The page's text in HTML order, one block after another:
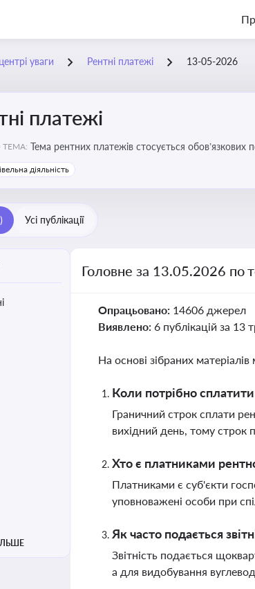
уваги Рентні платежі 13-05-2026
платежі
Тема рентних платежів стосується
водою, лісами
діяльність
Усі публікації
Головне за 13.05.2026 по
Опрацьовано: 14606 джерел
Виявлено: 6 публікацій за 13
На основі зібраних
Коли потрібно
Граничний строк сплати
вихідний день, тому строк
Хто є платниками
Платниками є суб'єкти
уповноважені особи при
Як часто подається
Звітність подається
а для видобування